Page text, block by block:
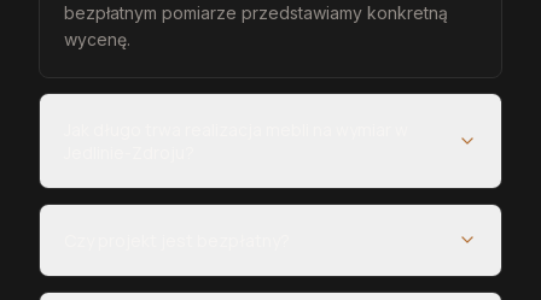
bezpłatnym pomiarze przedstawiamy konkretną
wycenę.